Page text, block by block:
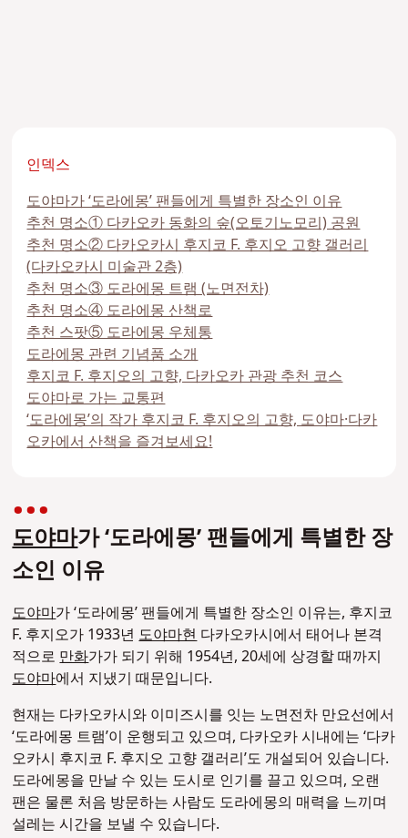
인덱스
도야마가 ‘도라에몽’ 팬들에게 특별한 장소인 이유
추천 명소① 다카오카 동화의 숲(오토기노모리) 공원
추천 명소② 다카오카시 후지코 F. 후지오 고향 갤러리
(다카오카시 미술관 2층)
추천 명소③ 도라에몽 트램 (노면전차)
추천 명소④ 도라에몽 산책로
추천 스팟⑤ 도라에몽 우체통
도라에몽 관련 기념품 소개
후지코 F. 후지오의 고향, 다카오카 관광 추천 코스
도야마로 가는 교통편
‘도라에몽’의 작가 후지코 F. 후지오의 고향, 도야마·다카
오카에서 산책을 즐겨보세요!
도야마가 ‘도라에몽’ 팬들에게 특별한 장
소인 이유
도야마가 ‘도라에몽’ 팬들에게 특별한 장소인 이유는, 후지코
F. 후지오가 1933년도야마현다카오카시에서 태어나 본격
적으로만화가가 되기 위해 1954년, 20세에 상경할 때까지
도야마에서 지냈기 때문입니다.
현재는 다카오카시와 이미즈시를 잇는 노면전차 만요선에서
‘도라에몽 트램’이 운행되고 있으며, 다카오카 시내에는 ‘다카
오카시 후지코 F. 후지오 고향 갤러리’도 개설되어 있습니다.
도라에몽을 만날 수 있는 도시로 인기를 끌고 있으며, 오랜
팬은 물론 처음 방문하는 사람도 도라에몽의 매력을 느끼며
설레는 시간을 보낼 수 있습니다.